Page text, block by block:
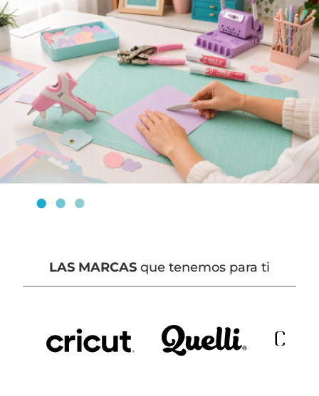
LAS MARCAS que tenemos para ti